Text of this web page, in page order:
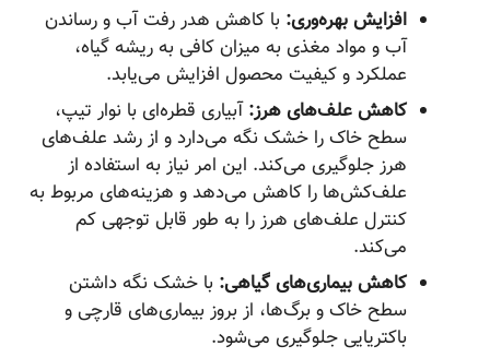
افزایش بهره‌وری: با کاهش هدر رفت آب و رساندن
آب و مواد مغذی به میزان کافی به ریشه گیاه،
عملکرد و کیفیت محصول افزایش می‌یابد.
کاهش علف‌های هرز:آبیاری قطره‌ای با نوار تیپ،
سطح خاک را خشک نگه می‌دارد و از رشد علف‌های
هرز جلوگیری می‌کند. این امر نیاز به استفاده از
علف‌کش‌ها را کاهش می‌دهد و هزینه‌های مربوط به
کنترل علف‌های هرز را به طور قابل توجهی کم
می‌کند.
کاهش بیماری‌های گیاهی: با خشک نگه داشتن
سطح خاک و برگ‌ها، از بروز بیماری‌های قارچی و
باکتریایی جلوگیری می‌شود.